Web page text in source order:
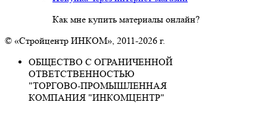
Как мне купить материалы онлайн?
© «Стройцентр ИНКОМ», 2011-2026 г.
ОБЩЕСТВО С ОГРАНИЧЕННОЙ
ОТВЕТСТВЕННОСТЬЮ
"ТОРГОВО-ПРОМЫШЛЕННАЯ
КОМПАНИЯ "ИНКОМЦЕНТР"